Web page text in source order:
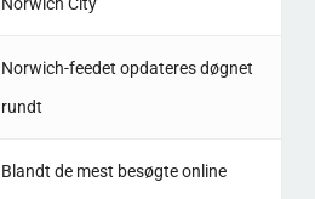
Norwich-feedet opdateres døgnet
rundt
Blandt de mest besøgte online